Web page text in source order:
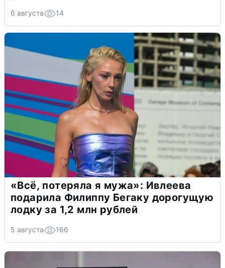
6 августа 14
«Всё, потеряла я мужа»: Ивлеева
подарила Филиппу Бегаку дорогущую
лодку за 1,2 млн рублей
5 августа 166